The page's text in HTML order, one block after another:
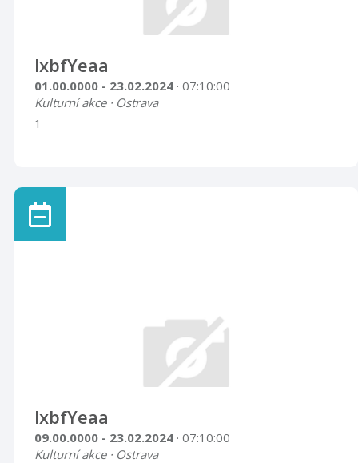
lxbfYeaa
01.00.0000 - 23.02.2024 · 07:10:00
Kulturní akce · Ostrava
1
lxbfYeaa
09.00.0000 - 23.02.2024 · 07:10:00
Kulturní akce · Ostrava